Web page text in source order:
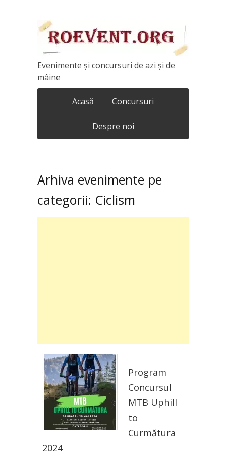
Evenimente și concursuri de azi și de
mâine
Acasă Concursuri
Despre noi
Arhiva evenimente pe
categorii: Ciclism
Program
Concursul
MTB Uphill
to
Curmătura
2024